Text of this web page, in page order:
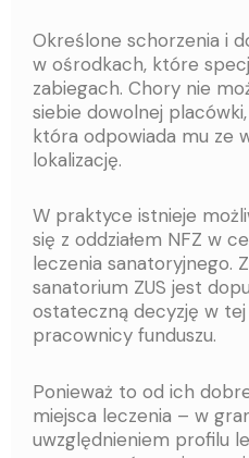
Określone schorzenia i
w ośrodkach, które
zabiegach. Chory nie
siebie dowolnej
która odpowiada mu ze
lokalizację.
W praktyce istnieje
się z oddziałem NFZ w
leczenia sanatoryjnego.
sanatorium ZUS jest
ostateczną decyzję w
pracownicy funduszu.
Ponieważ to od ich
miejsca leczenia – w
uwzględnieniem profilu